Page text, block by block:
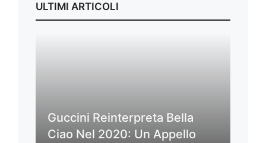
ULTIMI ARTICOLI
Guccini Reinterpreta Bella
Ciao Nel 2020: Un Appello